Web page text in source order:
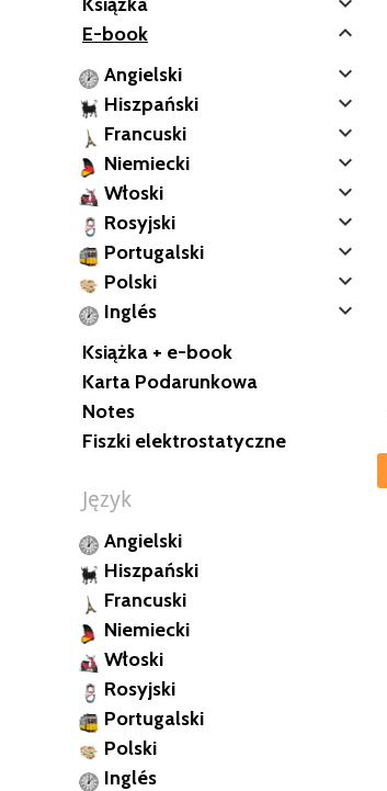
E-book 
Angielski 
Hiszpański 
Francuski 
Niemiecki 
Włoski 
Rosyjski 
Portugalski 
Polski 
Inglés 
Książka + e-book
Karta Podarunkowa
Notes
Fiszki elektrostatyczne
Język
Angielski
Hiszpański
Francuski
Niemiecki
Włoski
Rosyjski
Portugalski
Polski
Inglés